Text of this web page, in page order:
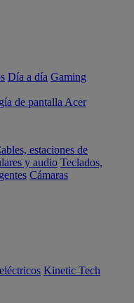
Día a día Gaming
de pantalla Acer
estaciones de
y audio Teclados,
Cámaras
Kinetic Tech